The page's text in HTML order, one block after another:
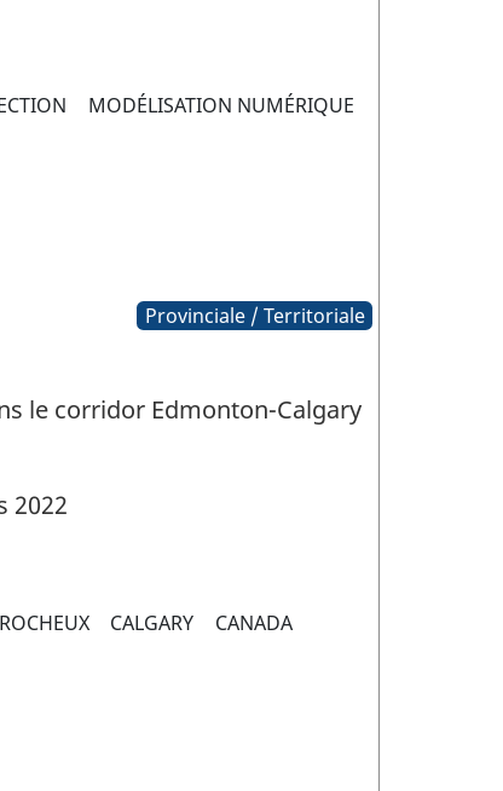
MODÉLISATION NUMÉRIQUE
Provinciale / Territoriale
le corridor Edmonton-Calgary
2022
CALGARY
CANADA